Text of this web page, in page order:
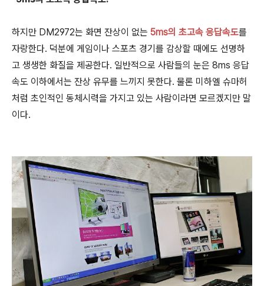
하지만 DM2972는 화면 잔상이 없는 5ms의 초고속 응답속도를
자랑한다. 덕분에 게임이나 스포츠 경기를 감상할 때에도 선명하
고 생생한 화질을 제공한다. 일반적으로 사람들의 눈은 8ms 응답
속도 이하에서는 잔상 유무를 느끼지 못한다. 물론 미하엘 슈마허
처럼 초인적인 동체시력을 가지고 있는 사람이라면 모르겠지만 말
이다.